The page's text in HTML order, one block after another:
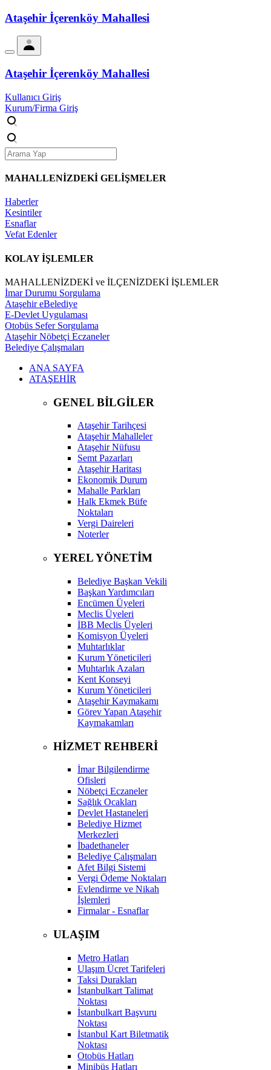
Ataşehir İçerenköy Mahallesi
Ataşehir İçerenköy Mahallesi
Kullanıcı Giriş
Kurum/Firma Giriş
MAHALLENİZDEKİ GELİŞMELER
Haberler
Kesintiler
Esnaflar
Vefat Edenler
KOLAY İŞLEMLER
MAHALLENİZDEKİ ve İLÇENİZDEKİ İŞLEMLER
İmar Durumu Sorgulama
Ataşehir eBelediye
E-Devlet Uygulaması
Otobüs Sefer Sorgulama
Ataşehir Nöbetçi Eczaneler
Belediye Çalışmaları
ANA SAYFA
ATAŞEHİR
GENEL BİLGİLER
Ataşehir Tarihçesi
Ataşehir Mahalleler
Ataşehir Nüfusu
Semt Pazarları
Ataşehir Haritası
Ekonomik Durum
Mahalle Parkları
Halk Ekmek Büfe
Noktaları
Vergi Daireleri
Noterler
YEREL YÖNETİM
Belediye Başkan Vekili
Başkan Yardımcıları
Encümen Üyeleri
Meclis Üyeleri
İBB Meclis Üyeleri
Komisyon Üyeleri
Muhtarlıklar
Kurum Yöneticileri
Muhtarlık Azaları
Kent Konseyi
Kurum Yöneticileri
Ataşehir Kaymakamı
Görev Yapan Ataşehir
Kaymakamları
HİZMET REHBERİ
İmar Bilgilendirme
Ofisleri
Nöbetçi Eczaneler
Sağlık Ocakları
Devlet Hastaneleri
Belediye Hizmet
Merkezleri
İbadethaneler
Belediye Çalışmaları
Afet Bilgi Sistemi
Vergi Ödeme Noktaları
Evlendirme ve Nikah
İşlemleri
Firmalar - Esnaflar
ULAŞIM
Metro Hatları
Ulaşım Ücret Tarifeleri
Taksi Durakları
İstanbulkart Talimat
Noktası
İstanbulkart Başvuru
Noktası
İstanbul Kart Biletmatik
Noktası
Otobüs Hatları
Minibüs Hatları